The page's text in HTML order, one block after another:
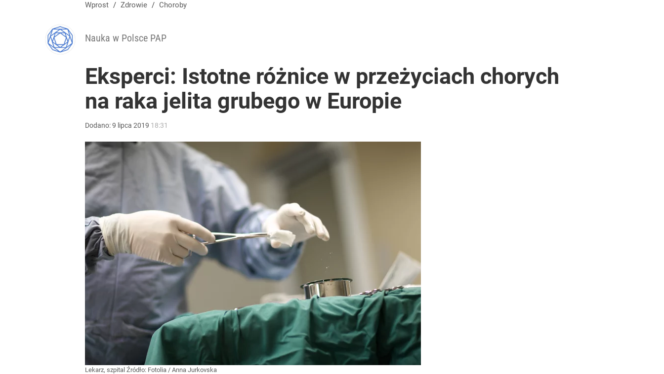
Wprost / Zdrowie / Choroby
Nauka w Polsce PAP
Eksperci: Istotne różnice w przeżyciach chorych
na raka jelita grubego w Europie
Dodano:9 lipca 2019 18:31
Lekarz, szpital Źródło: Fotolia / Anna Jurkovska